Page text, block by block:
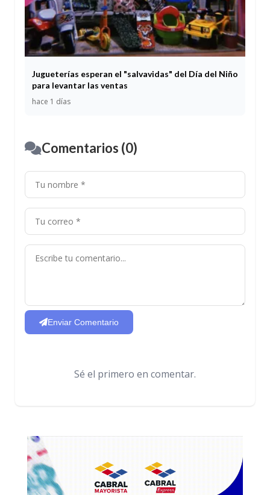
Jugueterías esperan el "salvavidas" del Día del Niño
para levantar las ventas
hace 1 días
Comentarios (0)
Enviar Comentario
Sé el primero en comentar.